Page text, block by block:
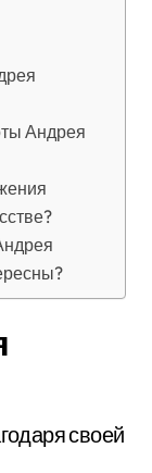
Андрея
своей